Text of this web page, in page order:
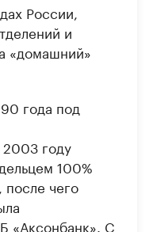
России,
и
«домашний»
года под
2003 году
100%
после чего
«Аксонбанк». С